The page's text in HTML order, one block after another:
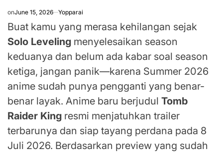
onJune 15, 2026 Yopparai
Buat kamu yang merasa kehilangan sejak
Solo Leveling menyelesaikan season
keduanya dan belum ada kabar soal season
ketiga, jangan panik—karena Summer 2026
anime sudah punya pengganti yang benar-
benar layak. Anime baru berjudul Tomb
Raider King resmi menjatuhkan trailer
terbarunya dan siap tayang perdana pada 8
Juli 2026. Berdasarkan preview yang sudah